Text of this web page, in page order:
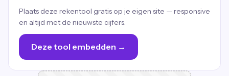
Plaats deze rekentool gratis op je eigen site — responsive
en altijd met de nieuwste cijfers.
Deze tool embedden →